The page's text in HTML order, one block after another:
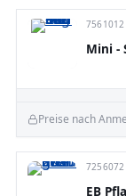
7561012
Mini -
Preise nach
7256072
EB